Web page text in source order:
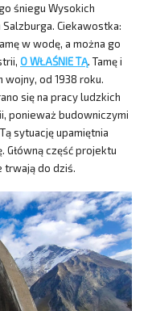
śniegu Wysokich
Ciekawostka:
w wodę, a można go
O WŁAŚNIE TĄ. Tamę i
od 1938 roku.
się na pracy ludzkich
ponieważ budowniczymi
sytuację upamiętnia
część projektu
trwają do dziś.